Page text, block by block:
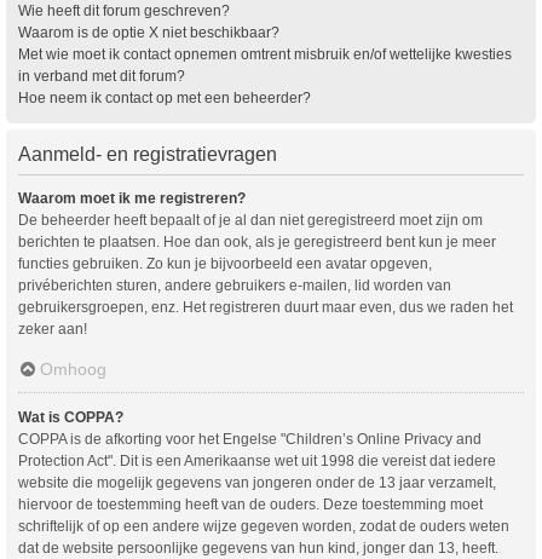
Wie heeft dit forum geschreven?
Waarom is de optie X niet beschikbaar?
Met wie moet ik contact opnemen omtrent misbruik en/of wettelijke kwesties
in verband met dit forum?
Hoe neem ik contact op met een beheerder?
Aanmeld- en registratievragen
Waarom moet ik me registreren?
De beheerder heeft bepaalt of je al dan niet geregistreerd moet zijn om
berichten te plaatsen. Hoe dan ook, als je geregistreerd bent kun je meer
functies gebruiken. Zo kun je bijvoorbeeld een avatar opgeven,
privéberichten sturen, andere gebruikers e-mailen, lid worden van
gebruikersgroepen, enz. Het registreren duurt maar even, dus we raden het
zeker aan!
Omhoog
Wat is COPPA?
COPPA is de afkorting voor het Engelse "Children’s Online Privacy and
Protection Act". Dit is een Amerikaanse wet uit 1998 die vereist dat iedere
website die mogelijk gegevens van jongeren onder de 13 jaar verzamelt,
hiervoor de toestemming heeft van de ouders. Deze toestemming moet
schriftelijk of op een andere wijze gegeven worden, zodat de ouders weten
dat de website persoonlijke gegevens van hun kind, jonger dan 13, heeft.